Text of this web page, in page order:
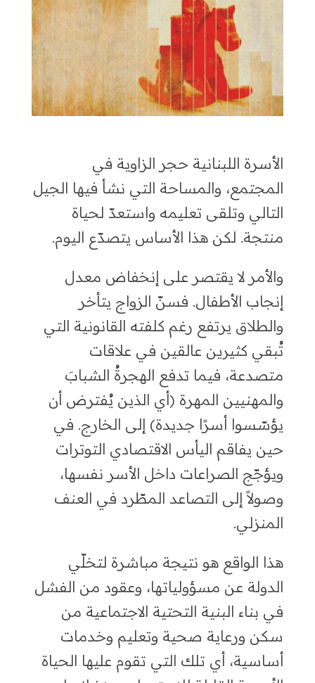
الأسرة اللبنانية حجر الزاوية في
المجتمع، والمساحة التي نشأ فيها الجيل
التالي وتلقى تعليمه واستعدّ لحياة
منتجة. لكن هذا الأساس يتصدّع اليوم.
والأمر لا يقتصر على إنخفاض معدل
إنجاب الأطفال. فسنّ الزواج يتأخر
والطلاق يرتفع رغم كلفته القانونية التي
تُبقي كثيرين عالقين في علاقات
متصدعة، فيما تدفع الهجرةُ الشبابَ
والمهنيين المهرة (أي الذين يُفترض أن
يؤسّسوا أسرًا جديدة) إلى الخارج. في
حين يفاقم اليأس الاقتصادي التوترات
ويؤجّج الصراعات داخل الأسر نفسها،
وصولاً إلى التصاعد المطّرد في العنف
المنزلي.
هذا الواقع هو نتيجة مباشرة لتخلّي
الدولة عن مسؤولياتها، وعقود من الفشل
في بناء البنية التحتية الاجتماعية من
سكن ورعاية صحية وتعليم وخدمات
أساسية، أي تلك التي تقوم عليها الحياة